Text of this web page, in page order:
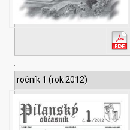
ročník 1 (rok 2012)